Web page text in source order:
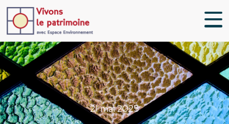
21 mai 2025